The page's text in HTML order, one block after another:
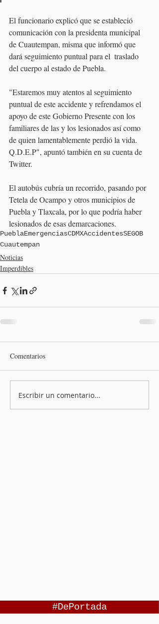
El funcionario explicó que se estableció
comunicación con la presidenta municipal
de Cuautempan, misma que informó que
dará seguimiento puntual para el  traslado
del cuerpo al estado de Puebla.
"Estaremos muy atentos al seguimiento
puntual de este accidente y refrendamos el
apoyo de este Gobierno Presente con los
familiares de las y los lesionados así como
de quien lamentablemente perdió la vida.
Q.D.E.P", apuntó también en su cuenta de
Twitter.
El autobús cubría un recorrido, pasando por
Tetela de Ocampo y otros municipios de
Puebla y Tlaxcala, por lo que podría haber
lesionados de esas demarcaciones.
PueblaEmergenciasCDMXAccidentesSEGOB
Cuautempan
Noticias
Imperdibles
Comentarios
Escribir un comentario...
#DePortada